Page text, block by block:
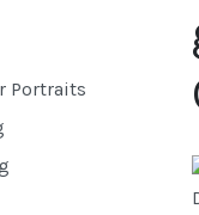
Portraits